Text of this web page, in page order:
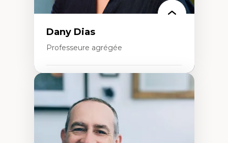
Dany Dias
Professeure agrégée
Pédagogies critiques et justice sociale
Éthique relationnelle et sollicitude en
éducation
Décolonisation et autochtonisation de la
formation à l’enseignement
Littératie et didactique du français